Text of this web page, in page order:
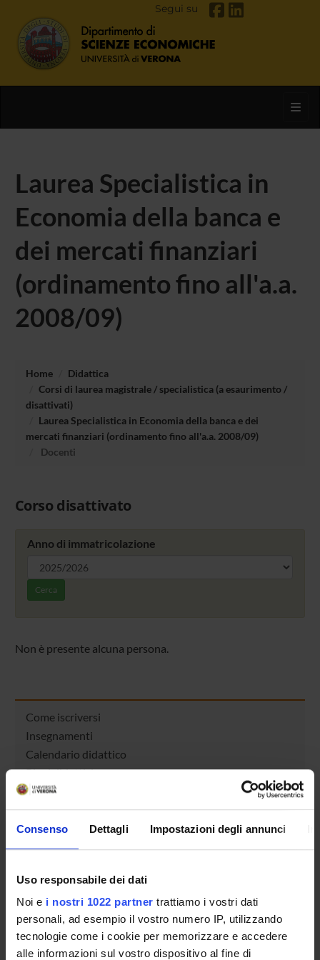
Consenso Dettagli Impostazioni degli annunci
Uso responsabile dei dati
Noi e i nostri 1022 partner trattiamo i vostri dati
personali, ad esempio il vostro numero IP, utilizzando
tecnologie come i cookie per memorizzare e accedere
alle informazioni sul vostro dispositivo al fine di
Segui su
Laurea Specialistica in
Economia della banca e
dei mercati finanziari
(ordinamento fino all'a.a.
2008/09)
Home
Didattica
Corsi di laurea magistrale / specialistica (a esaurimento /
disattivati)
Laurea Specialistica in Economia della banca e dei
mercati finanziari (ordinamento fino all'a.a. 2008/09)
Docenti
Corso disattivato
Anno di immatricolazione
Cerca
Non è presente alcuna persona.
Come iscriversi
Insegnamenti
Calendario didattico
Piani didattici
Orario lezioni
Calendario esami
Bacheca avvisi
Proposte tesi e stage
Docenti
Documenti
OFFERTA FORMATIVA